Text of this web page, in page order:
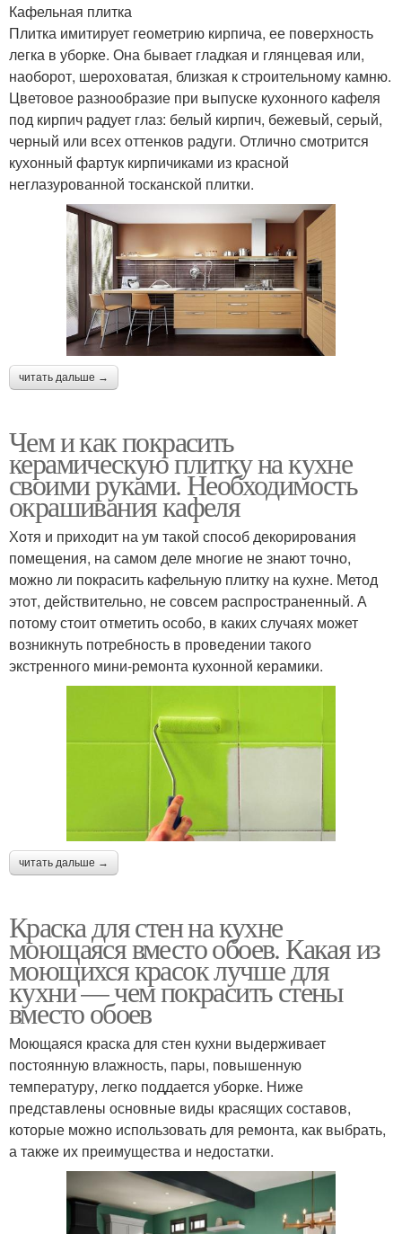
Кафельная плитка
Плитка имитирует геометрию кирпича, ее поверхность
легка в уборке. Она бывает гладкая и глянцевая или,
наоборот, шероховатая, близкая к строительному камню.
Цветовое разнообразие при выпуске кухонного кафеля
под кирпич радует глаз: белый кирпич, бежевый, серый,
черный или всех оттенков радуги. Отлично смотрится
кухонный фартук кирпичиками из красной
неглазурованной тосканской плитки.
читать дальше →
Чем и как покрасить
керамическую плитку на кухне
своими руками. Необходимость
окрашивания кафеля
Хотя и приходит на ум такой способ декорирования
помещения, на самом деле многие не знают точно,
можно ли покрасить кафельную плитку на кухне. Метод
этот, действительно, не совсем распространенный. А
потому стоит отметить особо, в каких случаях может
возникнуть потребность в проведении такого
экстренного мини-ремонта кухонной керамики.
читать дальше →
Краска для стен на кухне
моющаяся вместо обоев. Какая из
моющихся красок лучше для
кухни — чем покрасить стены
вместо обоев
Моющаяся краска для стен кухни выдерживает
постоянную влажность, пары, повышенную
температуру, легко поддается уборке. Ниже
представлены основные виды красящих составов,
которые можно использовать для ремонта, как выбрать,
а также их преимущества и недостатки.